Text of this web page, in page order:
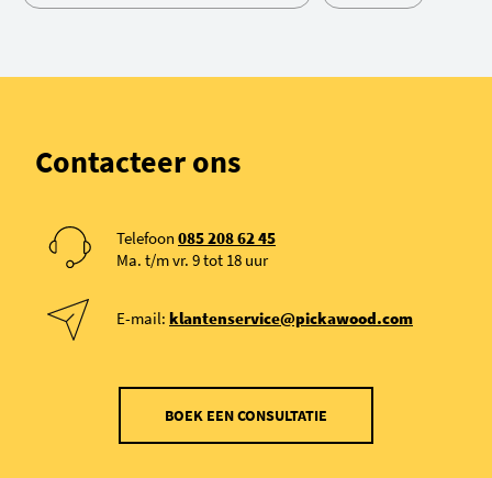
Contacteer ons
Telefoon 085 208 62 45
Ma. t/m vr. 9 tot 18 uur
E-mail: klantenservice@pickawood.com
BOEK EEN CONSULTATIE